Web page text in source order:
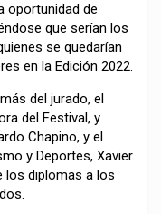
oportunidad de
que serían los
se quedarían
en la Edición 2022.
del jurado, el
del Festival, y
Chapino, y el
y Deportes, Xavier
los diplomas a los